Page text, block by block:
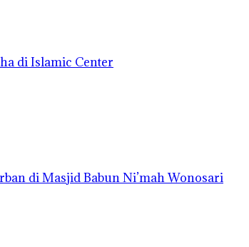
di Islamic Center
di Masjid Babun Ni’mah Wonosari